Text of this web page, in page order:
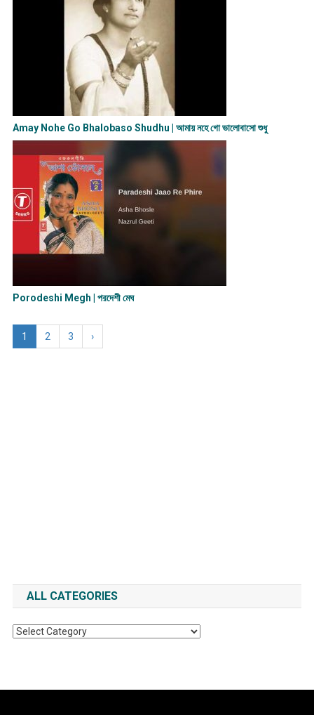
Amay Nohe Go Bhalobaso Shudhu | আমায় নহে গো ভালোবাসো শুধু
Porodeshi Megh | পরদেশী মেঘ
1 2 3 ›
ALL CATEGORIES
All